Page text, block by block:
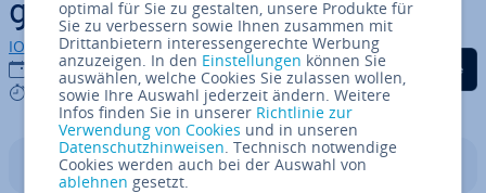
geht’s
IONOS Redaktion
19.06.2020
4 mins
Auf Facebook teilen
Auf Twitter teilen
Auf LinkedIn
In­halts­ver­zeich­nis
optimal für Sie zu gestalten, unsere Produkte für
Sie zu verbessern sowie Ihnen zusammen mit
Drittanbietern interessengerechte Werbung
anzuzeigen. In den Einstellungen können Sie
auswählen, welche Cookies Sie zulassen wollen,
sowie Ihre Auswahl jederzeit ändern. Weitere
Infos finden Sie in unserer Richtlinie zur
Verwendung von Cookies und in unseren
Datenschutzhinweisen. Technisch notwendige
Cookies werden auch bei der Auswahl von
ablehnen gesetzt.